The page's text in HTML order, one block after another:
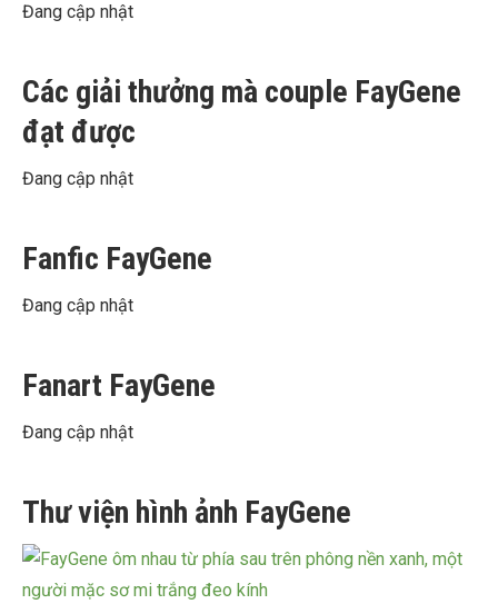
Đang cập nhật
Các giải thưởng mà couple FayGene
đạt được
Đang cập nhật
Fanfic FayGene
Đang cập nhật
Fanart FayGene
Đang cập nhật
Thư viện hình ảnh FayGene